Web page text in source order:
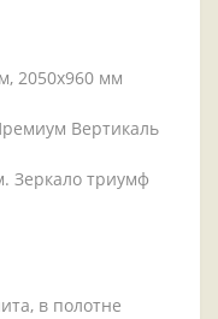
2050x960 мм
Вертикаль
Зеркало триумф
в полотне